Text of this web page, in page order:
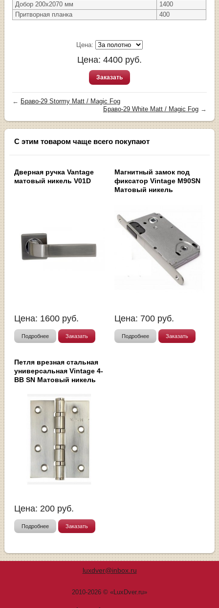
Добор 200х2070 мм
1400
Притворная планка
400
Цена:
Цена: 4400 руб.
Заказать
← Браво-29 Stormy Matt / Magic Fog
Браво-29 White Matt / Magic Fog→
С этим товаром чаще всего покупают
Дверная ручка Vantage
матовый никель V01D
Цена: 1600 руб.
Подробнее Заказать
Магнитный замок под
фиксатор Vintage M90SN
Матовый никель
Цена: 700 руб.
Подробнее Заказать
Петля врезная стальная
универсальная Vintage 4-
BB SN Матовый никель
Цена: 200 руб.
Подробнее Заказать
luxdver@inbox.ru
2010-2026 © «LuxDver.ru»